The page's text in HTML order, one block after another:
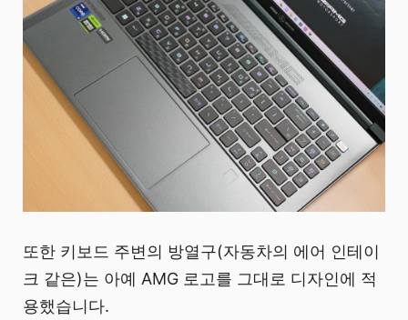
또한 키보드 주변의 방열구(자동차의 에어 인테이
크 같은)는 아예 AMG 로고를 그대로 디자인에 적
용했습니다.